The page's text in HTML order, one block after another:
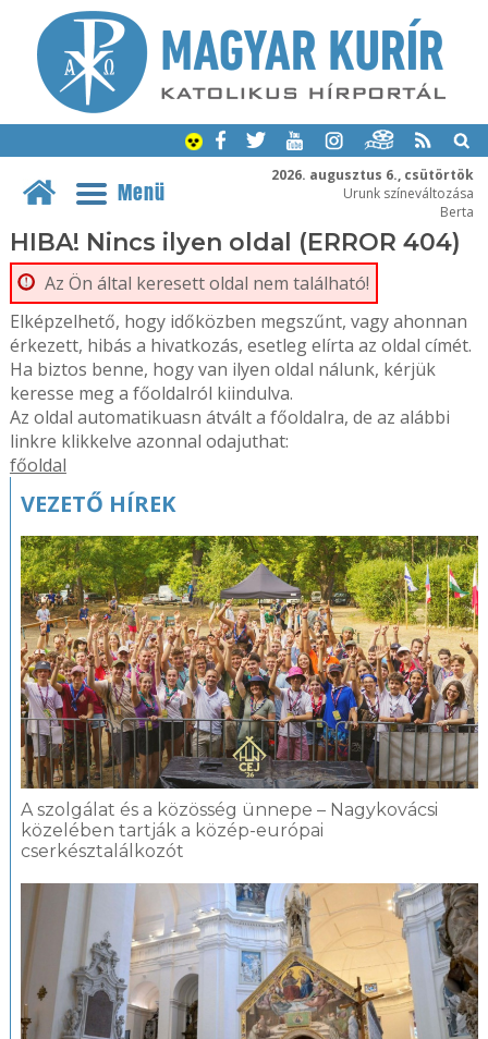
2026. augusztus 6., csütörtök
Urunk színeváltozása
Berta
Menü
HIBA! Nincs ilyen oldal (ERROR 404)
Az Ön által keresett oldal nem található!
Elképzelhető, hogy időközben megszűnt, vagy ahonnan
érkezett, hibás a hivatkozás, esetleg elírta az oldal címét.
Ha biztos benne, hogy van ilyen oldal nálunk, kérjük
keresse meg a főoldalról kiindulva.
Az oldal automatikuasn átvált a főoldalra, de az alábbi
linkre klikkelve azonnal odajuthat:
főoldal
VEZETŐ HÍREK
A szolgálat és a közösség ünnepe – Nagykovácsi
közelében tartják a közép-európai
cserkésztalálkozót